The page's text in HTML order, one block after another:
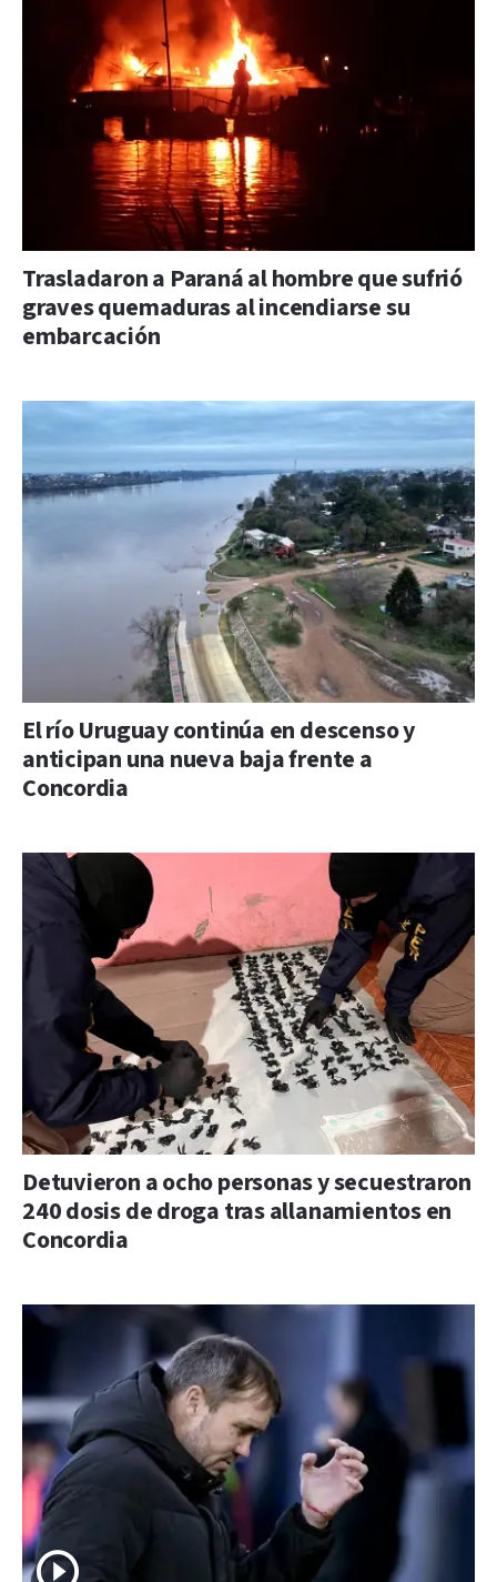
Trasladaron a Paraná al hombre que sufrió
graves quemaduras al incendiarse su
embarcación
El río Uruguay continúa en descenso y
anticipan una nueva baja frente a
Concordia
Detuvieron a ocho personas y secuestraron
240 dosis de droga tras allanamientos en
Concordia